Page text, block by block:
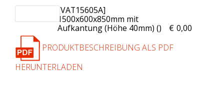
[VAT15605A]
1500x600x850mm mit
Aufkantung (Höhe 40mm) (
€ 0,00
)
PRODUKTBESCHREIBUNG ALS PDF
HERUNTERLADEN